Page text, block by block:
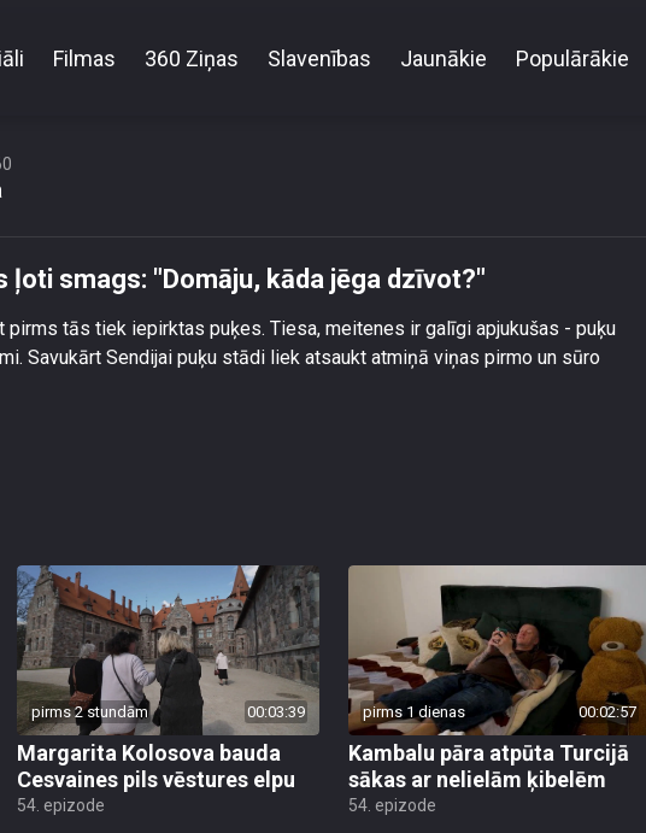
Filmas 360 Ziņas Slavenības Jaunākie Populārākie
ļoti smags: "Domāju, kāda jēga dzīvot?"
pirms tās tiek iepirktas puķes. Tiesa, meitenes ir galīgi apjukušas - puķu
Savukārt Sendijai puķu stādi liek atsaukt atmiņā viņas pirmo un sūro
pirms 2 stundām 00:03:39
Margarita Kolosova bauda
Cesvaines pils vēstures elpu
54. epizode
pirms 1 dienas 00:02:57
Kambalu pāra atpūta Turcijā
sākas ar nelielām ķibelēm
54. epizode